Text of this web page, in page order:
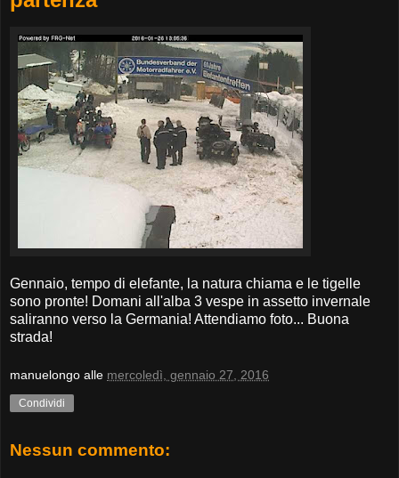
Gennaio, tempo di elefante, la natura chiama e le tigelle
sono pronte! Domani all'alba 3 vespe in assetto invernale
saliranno verso la Germania! Attendiamo foto... Buona
strada!
manuelongo alle mercoledì, gennaio 27, 2016
Condividi
Nessun commento: